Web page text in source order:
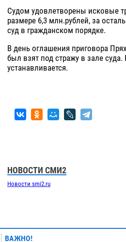
Судом удовлетворены исковые
размере 6,3 млн.рублей, за
суд в гражданском порядке.
В день оглашения приговора
был взят под стражу в зале
устанавливается.
НОВОСТИ СМИ2
Новости smi2.ru
ВАЖНО!